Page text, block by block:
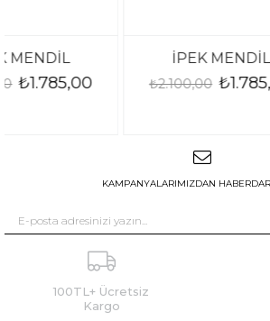
İPEK MENDİL
₺1.785,00
₺2.100,00
KAMPANYALARIMIZDAN
100TL+ Ücretsiz
Kargo